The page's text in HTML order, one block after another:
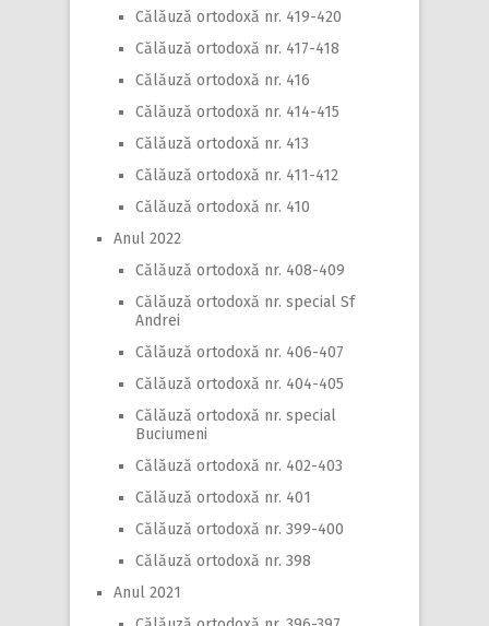
Călăuză ortodoxă nr. 419-420
Călăuză ortodoxă nr. 417-418
Călăuză ortodoxă nr. 416
Călăuză ortodoxă nr. 414-415
Călăuză ortodoxă nr. 413
Călăuză ortodoxă nr. 411-412
Călăuză ortodoxă nr. 410
Anul 2022
Călăuză ortodoxă nr. 408-409
Călăuză ortodoxă nr. special Sf
Andrei
Călăuză ortodoxă nr. 406-407
Călăuză ortodoxă nr. 404-405
Călăuză ortodoxă nr. special
Buciumeni
Călăuză ortodoxă nr. 402-403
Călăuză ortodoxă nr. 401
Călăuză ortodoxă nr. 399-400
Călăuză ortodoxă nr. 398
Anul 2021